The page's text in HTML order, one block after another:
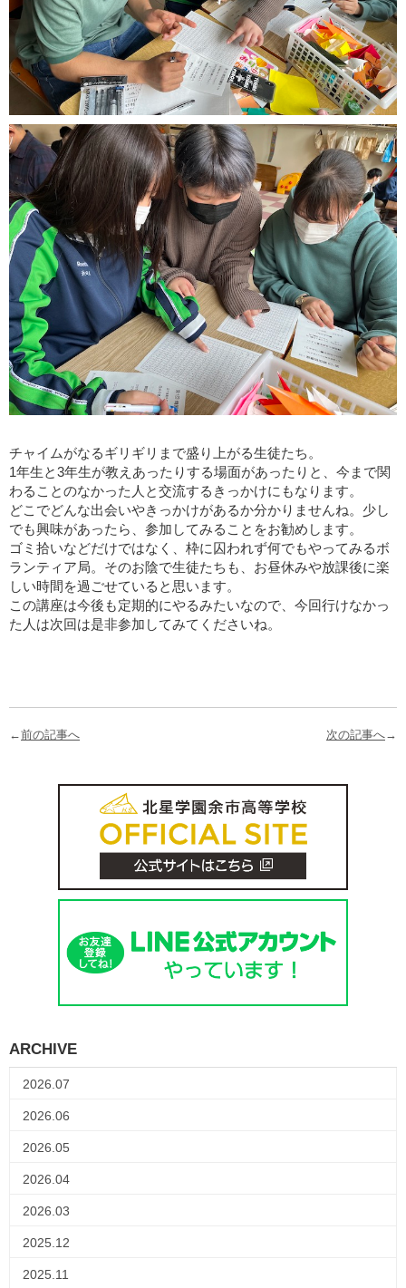
チャイムがなるギリギリまで盛り上がる生徒たち。
1年生と3年生が教えあったりする場面があったりと、今まで関
わることのなかった人と交流するきっかけにもなります。
どこでどんな出会いやきっかけがあるか分かりませんね。少し
でも興味があったら、参加してみることをお勧めします。
ゴミ拾いなどだけではなく、枠に囚われず何でもやってみるボ
ランティア局。そのお陰で生徒たちも、お昼休みや放課後に楽
しい時間を過ごせていると思います。
この講座は今後も定期的にやるみたいなので、今回行けなかっ
た人は次回は是非参加してみてくださいね。
←前の記事へ 次の記事へ→
ARCHIVE
2026.07
2026.06
2026.05
2026.04
2026.03
2025.12
2025.11